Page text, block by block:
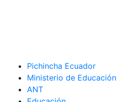
Pichincha Ecuador
Ministerio de Educación
ANT